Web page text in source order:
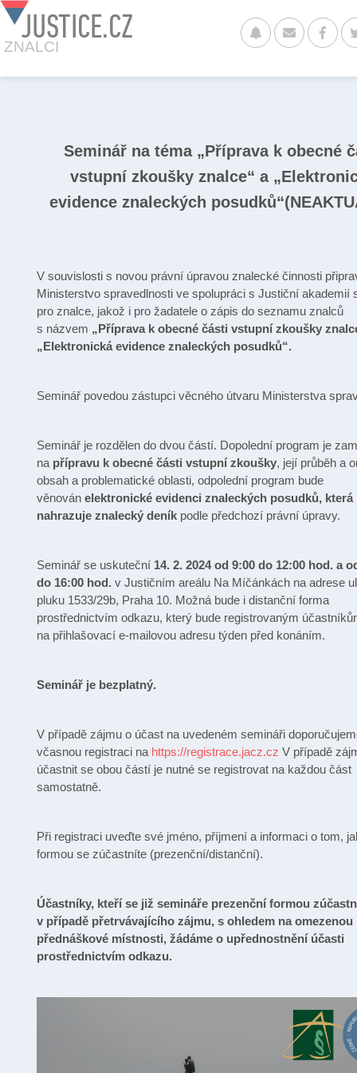
JUSTICE.CZ
ZNALCI
Seminář na téma „Příprava k obecné
vstupní zkoušky znalce“ a
evidence znaleckých
V souvislosti s novou právní úpravou znalecké činnosti
Ministerstvo spravedlnosti ve spolupráci s Justiční akademií
pro znalce, jakož i pro žadatele o zápis do seznamu znalců
s názvem „Příprava k obecné části vstupní zkoušky
„Elektronická evidence znaleckých posudků“.
Seminář povedou zástupci věcného útvaru Ministerstva
Seminář je rozdělen do dvou částí. Dopolední program je
na přípravu k obecné části vstupní zkoušky, její průběh a
obsah a problematické oblasti, odpolední program bude
věnován elektronické evidenci znaleckých posudků, která
nahrazuje znalecký deník podle předchozí právní úpravy.
Seminář se uskuteční 14. 2. 2024 od 9:00 do 12:00 hod. a
do 16:00 hod. v Justičním areálu Na Míčánkách na adrese
pluku 1533/29b, Praha 10. Možná bude i distanční forma
prostřednictvím odkazu, který bude registrovaným
na přihlašovací e-mailovou adresu týden před konáním.
Seminář je bezplatný.
V případě zájmu o účast na uvedeném semináři
včasnou registraci na https://registrace.jacz.cz V případě
účastnit se obou částí je nutné se registrovat na každou část
samostatně.
Při registraci uveďte své jméno, příjmení a informaci o tom,
formou se zúčastníte (prezenční/distanční).
Účastníky, kteří se již semináře prezenční formou
v případě přetrvávajícího zájmu, s ohledem na omezenou
přednáškové místnosti, žádáme o upřednostnění účasti
prostřednictvím odkazu.